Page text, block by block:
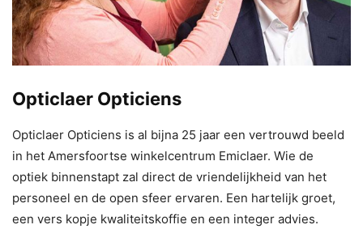
Opticlaer Opticiens
Opticlaer Opticiens is al bijna 25 jaar een vertrouwd beeld
in het Amersfoortse winkelcentrum Emiclaer. Wie de
optiek binnenstapt zal direct de vriendelijkheid van het
personeel en de open sfeer ervaren. Een hartelijk groet,
een vers kopje kwaliteitskoffie en een integer advies.